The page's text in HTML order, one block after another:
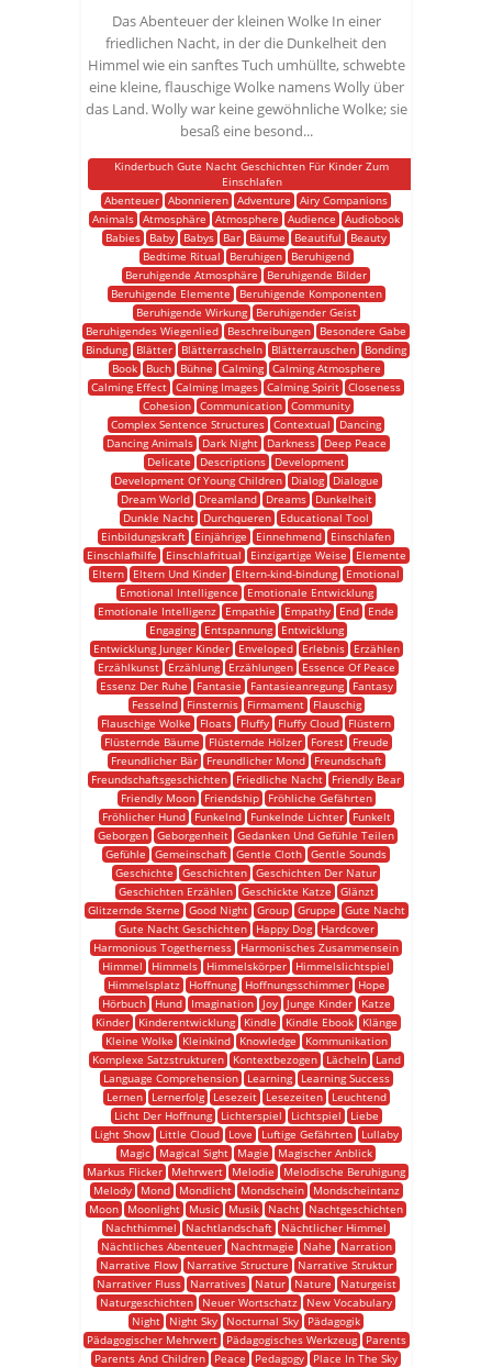
Das Abenteuer der kleinen Wolke In einer
friedlichen Nacht, in der die Dunkelheit den
Himmel wie ein sanftes Tuch umhüllte, schwebte
eine kleine, flauschige Wolke namens Wolly über
das Land. Wolly war keine gewöhnliche Wolke; sie
besaß eine besond...
Kinderbuch Gute Nacht Geschichten Für Kinder Zum
Einschlafen
Abenteuer Abonnieren Adventure
Airy Companions
Animals Atmosphäre Atmosphere Audience
Audiobook
Babies
Baby Babys Bar Bäume Beautiful
Beauty
Bedtime Ritual
Beruhigen
Beruhigend
Beruhigende Atmosphäre
Beruhigende Bilder
Beruhigende Elemente
Beruhigende Komponenten
Beruhigende Wirkung
Beruhigender Geist
Beruhigendes Wiegenlied
Beschreibungen
Besondere Gabe
Bindung
Blätter Blätterrascheln Blätterrauschen
Bonding
Book
Buch Bühne Calming
Calming Atmosphere
Calming Effect Calming Images Calming Spirit Closeness
Cohesion
Communication
Community
Complex Sentence Structures Contextual
Dancing
Dancing Animals
Dark Night Darkness
Deep Peace
Delicate
Descriptions
Development
Development Of Young Children
Dialog
Dialogue
Dream World
Dreamland Dreams
Dunkelheit
Dunkle Nacht
Durchqueren
Educational Tool
Einbildungskraft
Einjährige Einnehmend
Einschlafen
Einschlafhilfe
Einschlafritual Einzigartige Weise
Elemente
Eltern
Eltern Und Kinder Eltern-kind-bindung
Emotional
Emotional Intelligence
Emotionale Entwicklung
Emotionale Intelligenz
Empathie Empathy End
Ende
Engaging
Entspannung
Entwicklung
Entwicklung Junger Kinder
Enveloped Erlebnis
Erzählen
Erzählkunst
Erzählung Erzählungen
Essence Of Peace
Essenz Der Ruhe
Fantasie Fantasieanregung
Fantasy
Fesselnd
Finsternis Firmament
Flauschig
Flauschige Wolke
Floats Fluffy Fluffy Cloud
Flüstern
Flüsternde Bäume
Flüsternde Hölzer Forest
Freude
Freundlicher Bär
Freundlicher Mond
Freundschaft
Freundschaftsgeschichten
Friedliche Nacht
Friendly Bear
Friendly Moon
Friendship
Fröhliche Gefährten
Fröhlicher Hund
Funkelnd Funkelnde Lichter
Funkelt
Geborgen Geborgenheit Gedanken Und Gefühle Teilen
Gefühle
Gemeinschaft Gentle Cloth Gentle Sounds
Geschichte
Geschichten Geschichten Der Natur
Geschichten Erzählen
Geschickte Katze
Glänzt
Glitzernde Sterne
Good Night Group Gruppe
Gute Nacht
Gute Nacht Geschichten
Happy Dog
Hardcover
Harmonious Togetherness
Harmonisches Zusammensein
Himmel
Himmels Himmelskörper
Himmelslichtspiel
Himmelsplatz
Hoffnung Hoffnungsschimmer
Hope
Hörbuch
Hund Imagination Joy Junge Kinder
Katze
Kinder
Kinderentwicklung Kindle Kindle Ebook
Klänge
Kleine Wolke
Kleinkind Knowledge
Kommunikation
Komplexe Satzstrukturen
Kontextbezogen Lächeln
Land
Language Comprehension
Learning
Learning Success
Lernen
Lernerfolg Lesezeit Lesezeiten
Leuchtend
Licht Der Hoffnung
Lichterspiel Lichtspiel
Liebe
Light Show
Little Cloud Love Luftige Gefährten
Lullaby
Magic
Magical Sight Magie
Magischer Anblick
Markus Flicker
Mehrwert Melodie
Melodische Beruhigung
Melody
Mond Mondlicht Mondschein
Mondscheintanz
Moon
Moonlight Music Musik Nacht
Nachtgeschichten
Nachthimmel
Nachtlandschaft
Nächtlicher Himmel
Nächtliches Abenteuer
Nachtmagie Nahe
Narration
Narrative Flow
Narrative Structure
Narrative Struktur
Narrativer Fluss
Narratives Natur Nature
Naturgeist
Naturgeschichten
Neuer Wortschatz
New Vocabulary
Night
Night Sky Nocturnal Sky
Pädagogik
Pädagogischer Mehrwert
Pädagogisches Werkzeug
Parents
Parents And Children
Peace Pedagogy
Place In The Sky